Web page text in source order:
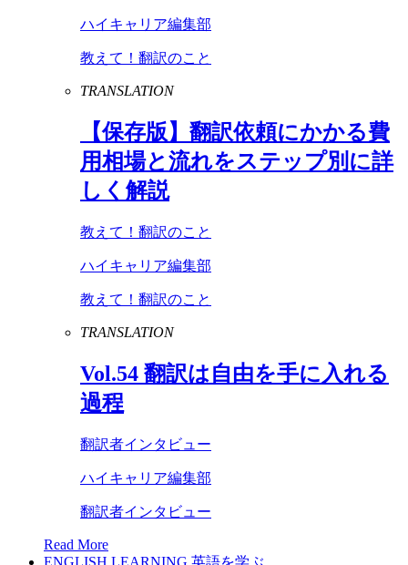
ハイキャリア編集部
教えて！翻訳のこと
TRANSLATION
【保存版】翻訳依頼にかかる費
用相場と流れをステップ別に詳
しく解説
教えて！翻訳のこと
ハイキャリア編集部
教えて！翻訳のこと
TRANSLATION
Vol.54 翻訳は自由を手に入れる
過程
翻訳者インタビュー
ハイキャリア編集部
翻訳者インタビュー
Read More
ENGLISH LEARNING 英語を学ぶ